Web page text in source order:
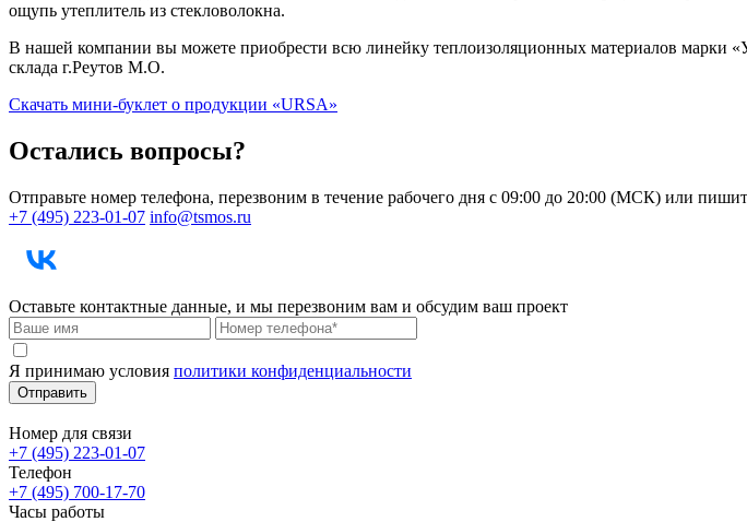
ощупь утеплитель из стекловолокна.
В нашей компании вы можете приобрести всю линейку теплоизоляционных материалов марки
склада г.Реутов М.О.
Скачать мини-буклет о продукции «URSA»
Остались вопросы?
Отправьте номер телефона, перезвоним в течение рабочего дня с 09:00 до 20:00 (МСК) или
+7 (495) 223-01-07 info@tsmos.ru
Оставьте контактные данные, и мы перезвоним вам и обсудим ваш проект
Я принимаю условия политики конфиденциальности
Отправить
Номер для связи
+7 (495) 223-01-07
Телефон
+7 (495) 700-17-70
Часы работы